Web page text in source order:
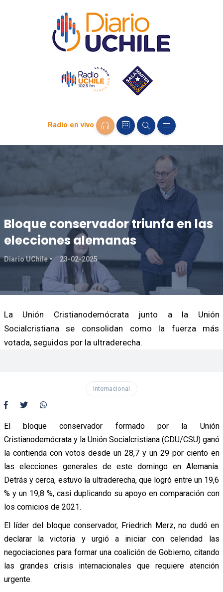
Radio en vivo
Bloque conservador triunfa en las
elecciones alemanas
Diario UChile 23-02-2025
La Unión Cristianodemócrata junto a la Unión
Socialcristiana se consolidan como la fuerza más
votada, seguidos por la ultraderecha.
Internacional
El bloque conservador formado por la Unión
Cristianodemócrata y la Unión Socialcristiana (CDU/CSU) ganó
la contienda con votos desde un 28,7 y un 29 por ciento en
las elecciones generales de este domingo en Alemania.
Detrás y cerca, estuvo la ultraderecha, que logró entre un 19,6
% y un 19,8 %, casi duplicando su apoyo en comparación con
los comicios de 2021.
El líder del bloque conservador, Friedrich Merz, no dudó en
declarar la victoria y urgió a iniciar con celeridad las
negociaciones para formar una coalición de Gobierno, citando
las grandes crisis internacionales que requiere atención
urgente.